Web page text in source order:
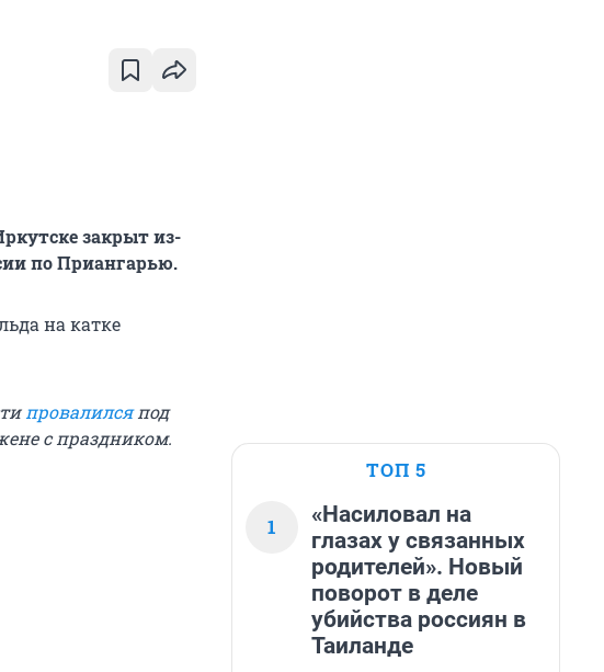
закрыт из-
по Приангарью.
на катке
провалилсяпод
с праздником.
ТОП 5
1
«Насиловал на
глазах у связанных
родителей». Новый
поворот в деле
убийства россиян в
Таиланде